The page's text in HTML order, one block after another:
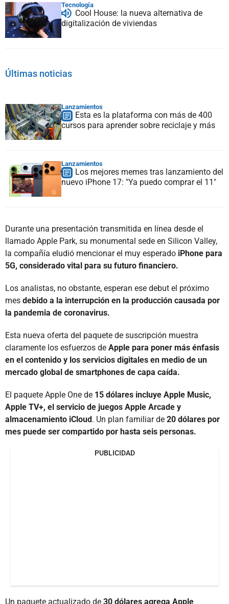
Tecnología
Cool House: la nueva alternativa de
digitalización de viviendas
Últimas noticias
Lanzamientos
Esta es la plataforma con más de 400
cursos para aprender sobre reciclaje y más
Lanzamientos
Los mejores memes tras lanzamiento del
nuevo iPhone 17: "Ya puedo comprar el 11"
Durante una presentación transmitida en línea desde el
llamado Apple Park, su monumental sede en Silicon Valley,
la compañía eludió mencionar el muy esperado iPhone para
5G, considerado vital para su futuro financiero.
Los analistas, no obstante, esperan ese debut el próximo
mes debido a la interrupción en la producción causada por
la pandemia de coronavirus.
Esta nueva oferta del paquete de suscripción muestra
claramente los esfuerzos de Apple para poner más énfasis
en el contenido y los servicios digitales en medio de un
mercado global de smartphones de capa caída.
El paquete Apple One de 15 dólares incluye Apple Music,
Apple TV+, el servicio de juegos Apple Arcade y
almacenamiento iCloud. Un plan familiar de 20 dólares por
mes puede ser compartido por hasta seis personas.
PUBLICIDAD
Un paquete actualizado de 30 dólares agrega Apple